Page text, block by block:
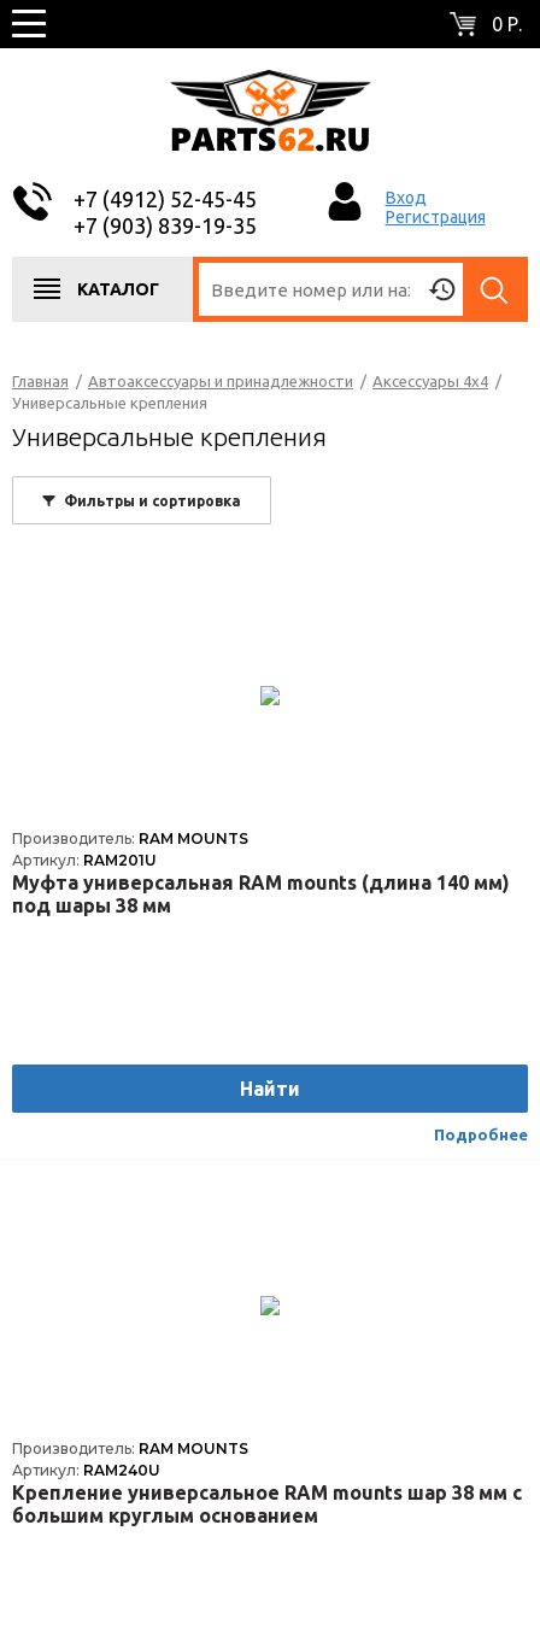
0 Р.
+7 (4912) 52-45-45
+7 (903) 839-19-35
Вход
Регистрация
КАТАЛОГ
Главная / Автоаксессуары и принадлежности / Аксессуары 4х4 /
Универсальные крепления
Универсальные крепления
Фильтры и сортировка
Производитель: RAM MOUNTS
Артикул: RAM201U
Муфта универсальная RAM mounts (длина 140 мм)
под шары 38 мм
Найти
Подробнее
Производитель: RAM MOUNTS
Артикул: RAM240U
Крепление универсальное RAM mounts шар 38 мм с
большим круглым основанием